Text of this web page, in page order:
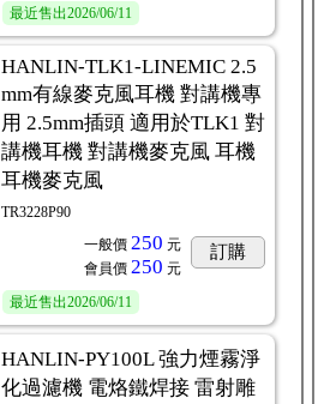
最近售出2026/06/11
HANLIN-TLK1-LINEMIC 2.5
mm有線麥克風耳機 對講機專
用 2.5mm插頭 適用於TLK1 對
講機耳機 對講機麥克風 耳機
耳機麥克風
TR3228P90
一般價 250 元
會員價 250 元
訂購
最近售出2026/06/11
HANLIN-PY100L 強力煙霧淨
化過濾機 電烙鐵焊接 雷射雕